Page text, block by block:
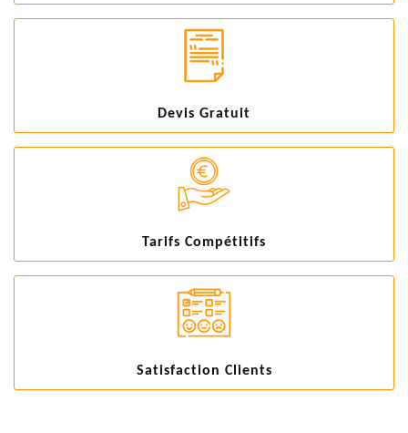
Devis Gratuit
Tarifs Compétitifs
Satisfaction Clients